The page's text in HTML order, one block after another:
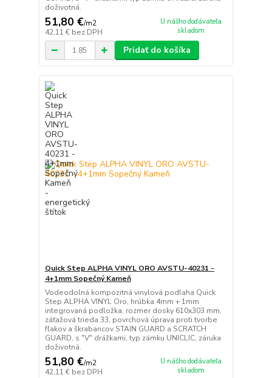
doživotná.
51,80 €/m2
42,11 € bez DPH
U nášho dodávateľa
skladom
Pridať do košíka
Quick Step ALPHA VINYL ORO AVSTU-40231 -
4+1mm Sopečný Kameň
Vodeodolná kompozitná vinylová podlaha Quick
Step ALPHA VINYL Oro, hrúbka 4mm + 1mm
integrovaná podložka, rozmer dosky 610x303 mm,
záťažová trieda 33, povrchová úprava proti tvorbe
fľakov a škrabancov STAIN GUARD a SCRATCH
GUARD, s "V" drážkami, typ zámku UNICLIC, záruka
doživotná.
51,80 €/m2
42,11 € bez DPH
U nášho dodávateľa
skladom